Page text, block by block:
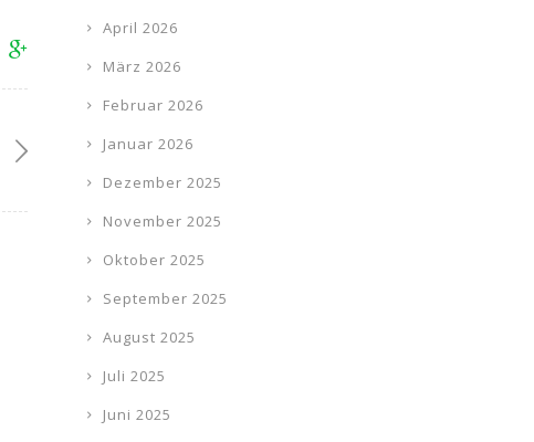
April 2026
März 2026
Februar 2026
Januar 2026
Dezember 2025
November 2025
Oktober 2025
September 2025
August 2025
Juli 2025
Juni 2025